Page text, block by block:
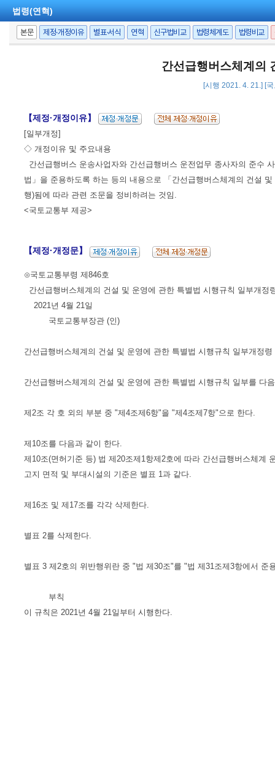
법령(연혁)
본문 제정·개정이유 별표·서식 연혁 신구법비교 법령체계도 법령비교
간선급행버스체계의
[시행 2021. 4. 21.] [
【제정·개정이유】
[일부개정]
◇ 개정이유 및 주요내용
간선급행버스 운송사업자와 간선급행버스 운전업무 종사자의 준수
법」을 준용하도록 하는 등의 내용으로 「간선급행버스체계의 건설
행)됨에 따라 관련 조문을 정비하려는 것임.
<국토교통부 제공>
【제정·개정문】
⊙국토교통부령 제846호
간선급행버스체계의 건설 및 운영에 관한 특별법 시행규칙 일부개정
2021년 4월 21일
국토교통부장관 (인)
간선급행버스체계의 건설 및 운영에 관한 특별법 시행규칙 일부개정령
간선급행버스체계의 건설 및 운영에 관한 특별법 시행규칙 일부를 다
제2조 각 호 외의 부분 중 "제4조제6항"을 "제4조제7항"으로 한다.
제10조를 다음과 같이 한다.
제10조(면허기준 등) 법 제20조제1항제2호에 따라 간선급행버스체계
고지 면적 및 부대시설의 기준은 별표 1과 같다.
제16조 및 제17조를 각각 삭제한다.
별표 2를 삭제한다.
별표 3 제2호의 위반행위란 중 "법 제30조"를 "법 제31조제3항에서
부칙
이 규칙은 2021년 4월 21일부터 시행한다.